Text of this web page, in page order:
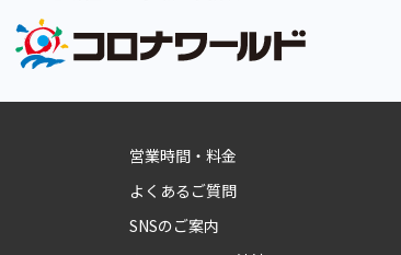
営業時間・料金
よくあるご質問
SNSのご案内